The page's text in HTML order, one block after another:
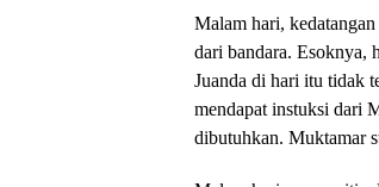
Malam hari,
dari bandara. Esoknya,
Juanda di hari itu tidak
mendapat instuksi dari
dibutuhkan. Muktamar